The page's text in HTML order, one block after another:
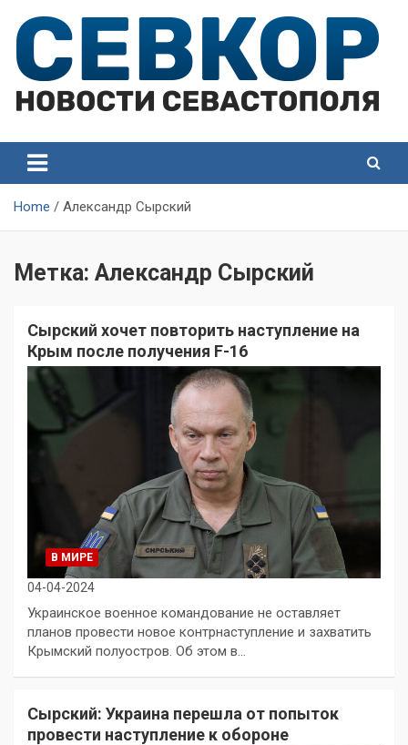
content
Севастополя
Севастополя
Home Александр Сырский
Метка: Александр Сырский
Сырский хочет повторить наступление на
Крым после получения F-16
В МИРЕ
04-04-2024
Украинское военное командование не оставляет
планов провести новое контрнаступление и захватить
Крымский полуостров. Об этом в…
Сырский: Украина перешла от попыток
провести наступление к обороне